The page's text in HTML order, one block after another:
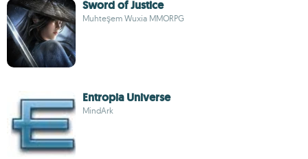
Sword of Justice
Muhteşem Wuxia MMORPG
Entropia Universe
MindArk